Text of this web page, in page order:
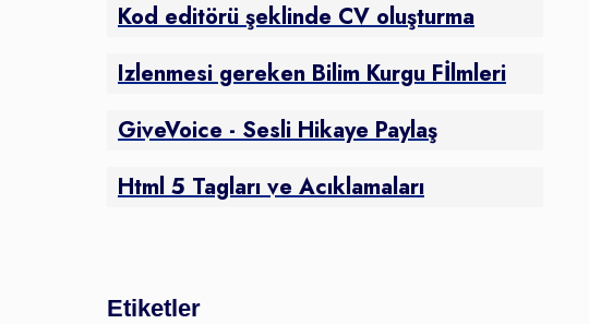
Kod editörü şeklinde CV oluşturma
Izlenmesi gereken Bilim Kurgu Fİlmleri
GiveVoice - Sesli Hikaye Paylaş
Html 5 Tagları ve Acıklamaları
Etiketler